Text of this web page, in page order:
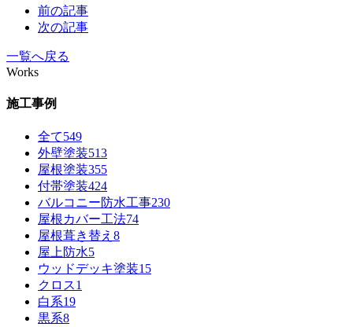
前の記事
次の記事
一覧へ戻る
Works
施工事例
全て549
外壁塗装513
屋根塗装355
付帯塗装424
バルコニー防水工事230
屋根カバー工法74
屋根葺き替え 8
屋上防水5
ウッドデッキ塗装15
クロス1
白系19
黒系8